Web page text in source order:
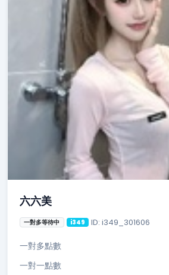
六六美
一對多等待中 i349 ID: i349_301606
一對多點數
一對一點數